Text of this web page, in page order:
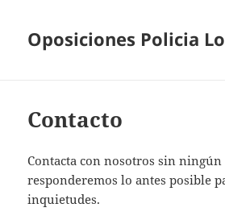
Oposiciones Policia
Contacto
Contacta con nosotros sin
responderemos lo antes posible
inquietudes.